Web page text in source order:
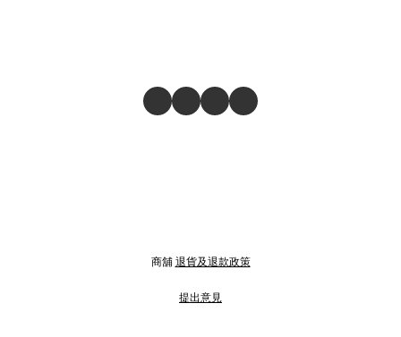
商舖 退貨及退款政策
提出意見